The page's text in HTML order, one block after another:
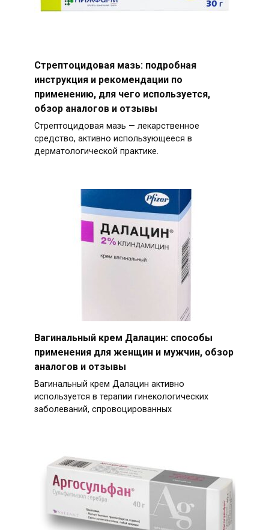
Стрептоцидовая мазь: подробная
инструкция и рекомендации по
применению, для чего используется,
обзор аналогов и отзывы
Стрептоцидовая мазь — лекарственное
средство, активно использующееся в
дерматологической практике.
Вагинальный крем Далацин: способы
применения для женщин и мужчин, обзор
аналогов и отзывы
Вагинальный крем Далацин активно
используется в терапии гинекологических
заболеваний, спровоцированных